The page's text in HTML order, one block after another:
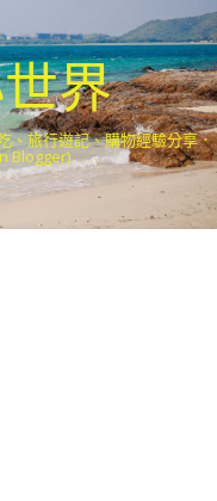
界
、旅行遊記、購物經驗分享．
Blogger)